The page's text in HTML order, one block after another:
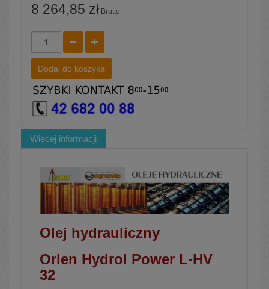
8 264,85 zł Brutto
Dodaj do koszyka
Więcej informacji
Olej hydrauliczny
Orlen Hydrol Power L-HV
32